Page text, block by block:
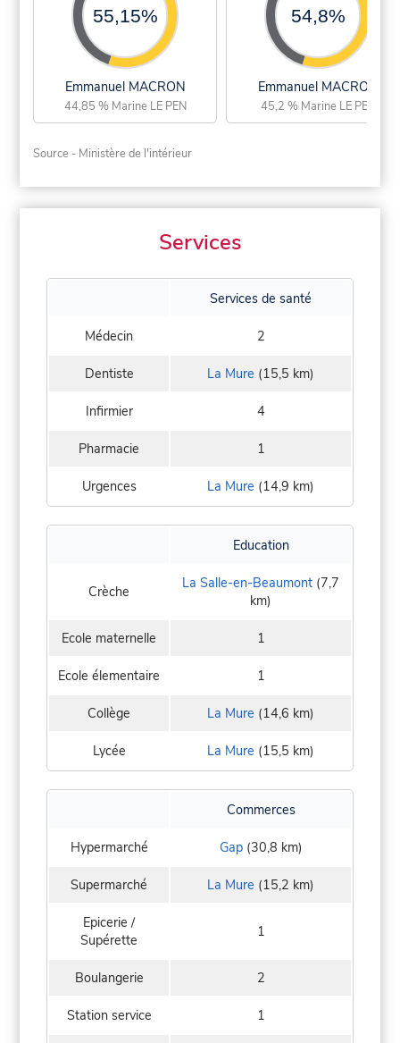
55,15%
Emmanuel MACRON
44,85 % Marine LE PEN
54,8%
Emmanuel MACRON
45,2 % Marine LE PEN
Source - Ministère de l'intérieur
Services
Services de santé
Médecin 2
Dentiste La Mure (15,5 km)
Infirmier 4
Pharmacie 1
Urgences La Mure (14,9 km)
Education
Crèche La Salle-en-Beaumont (7,7
km)
Ecole maternelle 1
Ecole élementaire 1
Collège La Mure (14,6 km)
Lycée La Mure (15,5 km)
Commerces
Hypermarché Gap(30,8 km)
Supermarché La Mure (15,2 km)
Epicerie /
Supérette
1
Boulangerie 2
Station service 1